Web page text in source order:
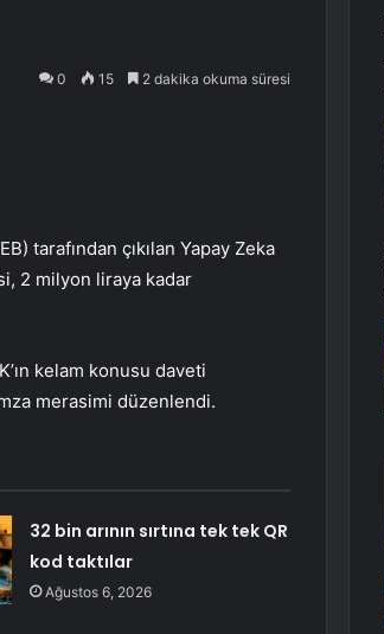
0 15 2 dakika okuma süresi
tarafından çıkılan Yapay Zeka
2 milyon liraya kadar
kelam konusu daveti
merasimi düzenlendi.
32 bin arının sırtına tek tek QR
kod taktılar
Ağustos 6, 2026